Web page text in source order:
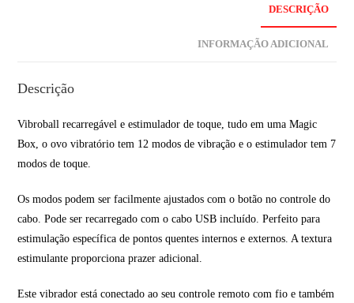
DESCRIÇÃO
INFORMAÇÃO ADICIONAL
Descrição
Vibroball recarregável e estimulador de toque, tudo em uma Magic
Box, o ovo vibratório tem 12 modos de vibração e o estimulador tem 7
modos de toque.
Os modos podem ser facilmente ajustados com o botão no controle do
cabo. Pode ser recarregado com o cabo USB incluído. Perfeito para
estimulação específica de pontos quentes internos e externos. A textura
estimulante proporciona prazer adicional.
Este vibrador está conectado ao seu controle remoto com fio e também